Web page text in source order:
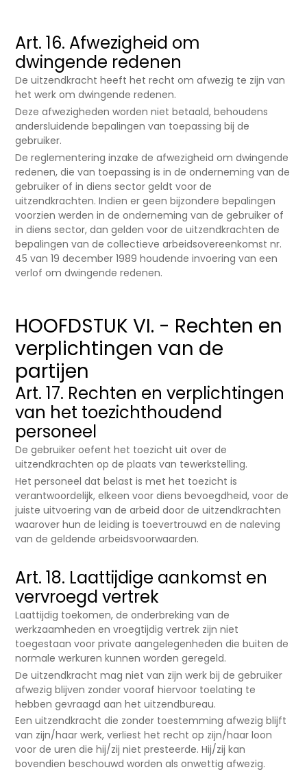
Art. 16. Afwezigheid om
dwingende redenen
De uitzendkracht heeft het recht om afwezig te zijn van
het werk om dwingende redenen.
Deze afwezigheden worden niet betaald, behoudens
andersluidende bepalingen van toepassing bij de
gebruiker.
De reglementering inzake de afwezigheid om dwingende
redenen, die van toepassing is in de onderneming van de
gebruiker of in diens sector geldt voor de
uitzendkrachten. Indien er geen bijzondere bepalingen
voorzien werden in de onderneming van de gebruiker of
in diens sector, dan gelden voor de uitzendkrachten de
bepalingen van de collectieve arbeidsovereenkomst nr.
45 van 19 december 1989 houdende invoering van een
verlof om dwingende redenen.
HOOFDSTUK VI. - Rechten en
verplichtingen van de
partijen
Art. 17. Rechten en verplichtingen
van het toezichthoudend
personeel
De gebruiker oefent het toezicht uit over de
uitzendkrachten op de plaats van tewerkstelling.
Het personeel dat belast is met het toezicht is
verantwoordelijk, elkeen voor diens bevoegdheid, voor de
juiste uitvoering van de arbeid door de uitzendkrachten
waarover hun de leiding is toevertrouwd en de naleving
van de geldende arbeidsvoorwaarden.
Art. 18. Laattijdige aankomst en
vervroegd vertrek
Laattijdig toekomen, de onderbreking van de
werkzaamheden en vroegtijdig vertrek zijn niet
toegestaan voor private aangelegenheden die buiten de
normale werkuren kunnen worden geregeld.
De uitzendkracht mag niet van zijn werk bij de gebruiker
afwezig blijven zonder vooraf hiervoor toelating te
hebben gevraagd aan het uitzendbureau.
Een uitzendkracht die zonder toestemming afwezig blijft
van zijn/haar werk, verliest het recht op zijn/haar loon
voor de uren die hij/zij niet presteerde. Hij/zij kan
bovendien beschouwd worden als onwettig afwezig.